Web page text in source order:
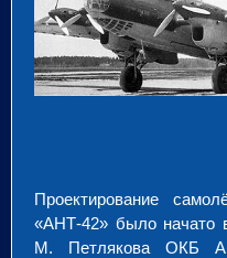
Проектирование
«АНТ-42» было начато
М. Петлякова ОКБ